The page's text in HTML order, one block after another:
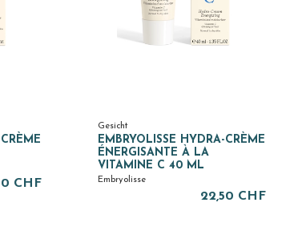
CHF
Gesicht
EMBRYOLISSE HYDRA-CRÈME
ÉNERGISANTE À LA
VITAMINE C 40 ML
Embryolisse
22,50 CHF